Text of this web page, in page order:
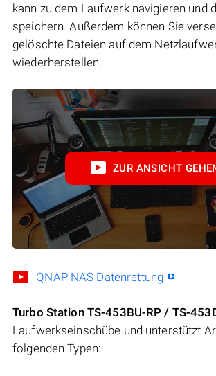
kann zu dem Laufwerk navigieren und
speichern. Außerdem können Sie
gelöschte Dateien auf dem
wiederherstellen.
ZUR ANSICHT
QNAP NAS Datenrettung
Turbo Station TS-453BU-RP / TS-
Laufwerkseinschübe und unterstützt
folgenden Typen: